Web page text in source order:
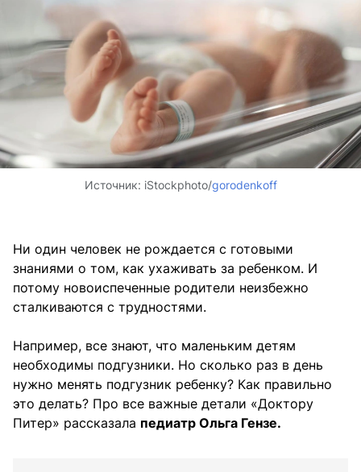
Источник: iStockphoto/gorodenkoff
Ни один человек не рождается с готовыми
знаниями о том, как ухаживать за ребенком. И
потому новоиспеченные родители неизбежно
сталкиваются с трудностями.
Например, все знают, что маленьким детям
необходимы подгузники. Но сколько раз в день
нужно менять подгузник ребенку? Как правильно
это делать? Про все важные детали «Доктору
Питер» рассказала педиатр Ольга Гензе.